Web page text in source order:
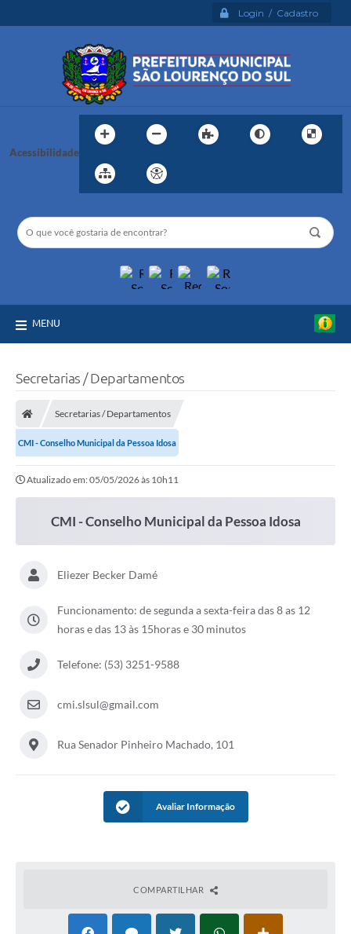
Login / Cadastro
Acessibilidade
MENU
Secretarias / Departamentos
Secretarias / Departamentos
CMI - Conselho Municipal da Pessoa Idosa
Atualizado em: 05/05/2026 às 10h11
CMI - Conselho Municipal da Pessoa Idosa
Eliezer Becker Damé
Funcionamento: de segunda a sexta-feira das 8 as 12
horas e das 13 às 15horas e 30 minutos
Telefone: (53) 3251-9588
cmi.slsul@gmail.com
Rua Senador Pinheiro Machado, 101
Avaliar Informação
COMPARTILHAR